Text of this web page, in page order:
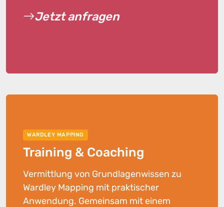
Jetzt anfragen
WARDLEY MAPPING
Training & Coaching
Vermittlung von Grundlagenwissen zu
Wardley Mapping mit praktischer
Anwendung. Gemeinsam mit einem